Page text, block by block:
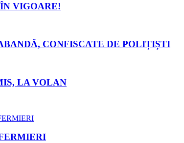
VIGOARE!
CONFISCATE DE POLIȚIȘTI
LA VOLAN